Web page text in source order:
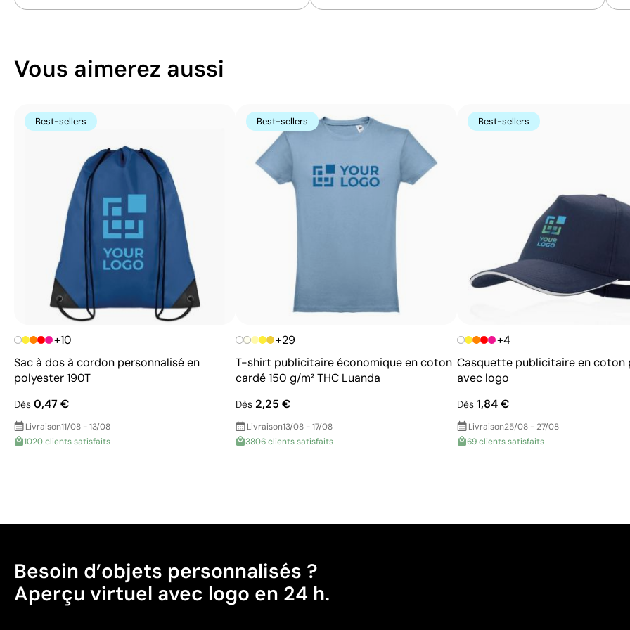
Possibilité d’impression avec couleurs Pantone®
Excellent rapport qualité-prix pour les grandes
séries
Idéale pour logos simples sans détails fins
Vous aimerez aussi
Best-sellers
+10
Sac à dos à cordon personnalisé en
polyester 190T
Dès 0,47 €
Livraison11/08 - 13/08
1020 clients satisfaits
Best-sellers
+29
T-shirt publicitaire économique en coton
cardé 150 g/m² THC Luanda
Dès2,25 €
Livraison13/08 - 17/08
3806 clients satisfaits
Best-sellers
+4
Casquette publicitaire en coton
avec logo
Dès1,84 €
Livraison25/08 - 27/08
69 clients satisfaits
Besoin d’objets personnalisés ?
Aperçu virtuel avec logo en 24 h.